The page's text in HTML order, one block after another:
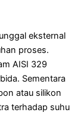
eksternal
proses.
AISI 329
Sementara
atau silikon
terhadap suhu